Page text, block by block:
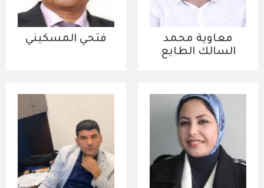
معاوية محمد
السالك الطايع
فتحي المسكيني